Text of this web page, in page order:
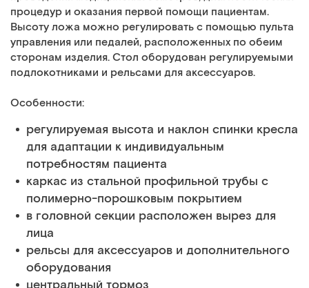
процедур и оказания первой помощи пациентам.
Высоту ложа можно регулировать с помощью пульта
управления или педалей, расположенных по обеим
сторонам изделия. Стол оборудован регулируемыми
подлокотниками и рельсами для аксессуаров.
Особенности:
регулируемая высота и наклон спинки кресла
для адаптации к индивидуальным
потребностям пациента
каркас из стальной профильной трубы с
полимерно-порошковым покрытием
в головной секции расположен вырез для
лица
рельсы для аксессуаров и дополнительного
оборудования